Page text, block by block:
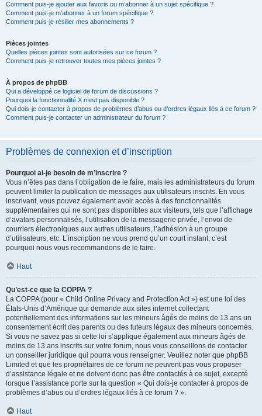
Comment puis-je ajouter aux favoris ou m’abonner à un sujet spécifique ?
Comment puis-je m’abonner à un forum spécifique ?
Comment puis-je résilier mes abonnements ?
Pièces jointes
Quelles pièces jointes sont autorisées sur ce forum ?
Comment puis-je retrouver toutes mes pièces jointes ?
À propos de phpBB
Qui a développé ce logiciel de forum de discussions ?
Pourquoi la fonctionnalité X n’est pas disponible ?
Qui dois-je contacter à propos de problèmes d’abus ou d’ordres légaux liés à ce forum ?
Comment puis-je contacter un administrateur du forum ?
Problèmes de connexion et d’inscription
Pourquoi ai-je besoin de m’inscrire ?
Vous n’êtes pas dans l’obligation de le faire, mais les administrateurs du forum
peuvent limiter la publication de messages aux utilisateurs inscrits. En vous
inscrivant, vous pouvez également avoir accès à des fonctionnalités
supplémentaires qui ne sont pas disponibles aux visiteurs, tels que l’affichage
d’avatars personnalisés, l’utilisation de la messagerie privée, l’envoi de
courriers électroniques aux autres utilisateurs, l’adhésion à un groupe
d’utilisateurs, etc. L’inscription ne vous prend qu’un court instant, c’est
pourquoi nous vous recommandons de le faire.
Haut
Qu’est-ce que la COPPA ?
La COPPA (pour « Child Online Privacy and Protection Act ») est une loi des
États-Unis d’Amérique qui demande aux sites internet collectant
potentiellement des informations sur les mineurs âgés de moins de 13 ans un
consentement écrit des parents ou des tuteurs légaux des mineurs concernés.
Si vous ne savez pas si cette loi s’applique également aux mineurs âgés de
moins de 13 ans inscrits sur votre forum, nous vous conseillons de contacter
un conseiller juridique qui pourra vous renseigner. Veuillez noter que phpBB
Limited et que les propriétaires de ce forum ne peuvent pas vous proposer
d’assistance légale et ne doivent donc pas être contactés à ce sujet, excepté
lorsque l’assistance porte sur la question « Qui dois-je contacter à propos de
problèmes d’abus ou d’ordres légaux liés à ce forum ? ».
Haut